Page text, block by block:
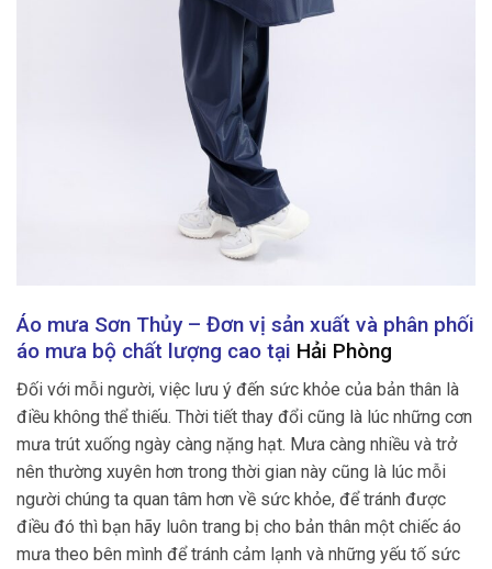
Áo mưa Sơn Thủy – Đơn vị sản xuất và phân phối
áo mưa bộ chất lượng cao tại Hải Phòng
Đối với mỗi người, việc lưu ý đến sức khỏe của bản thân là
điều không thể thiếu. Thời tiết thay đổi cũng là lúc những cơn
mưa trút xuống ngày càng nặng hạt. Mưa càng nhiều và trở
nên thường xuyên hơn trong thời gian này cũng là lúc mỗi
người chúng ta quan tâm hơn về sức khỏe, để tránh được
điều đó thì bạn hãy luôn trang bị cho bản thân một chiếc áo
mưa theo bên mình để tránh cảm lạnh và những yếu tố sức